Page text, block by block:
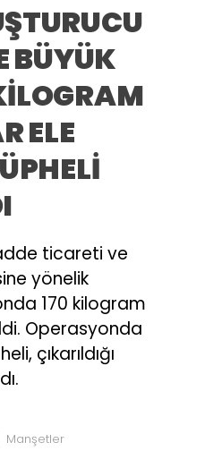
BÜYÜK
ELE
ticareti ve
yönelik
170 kilogram
Operasyonda
çıkarıldığı
Manşetler